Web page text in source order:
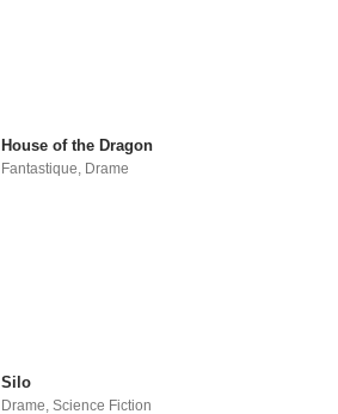
House of the Dragon
Fantastique Drame
Silo
Drame,Science Fiction